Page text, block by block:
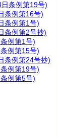
条例第19号)
条例第16号)
条例第1号)
条例第2号抄)
例第1号)
例第15号)
条例第24号抄)
例第19号)
例第5号)